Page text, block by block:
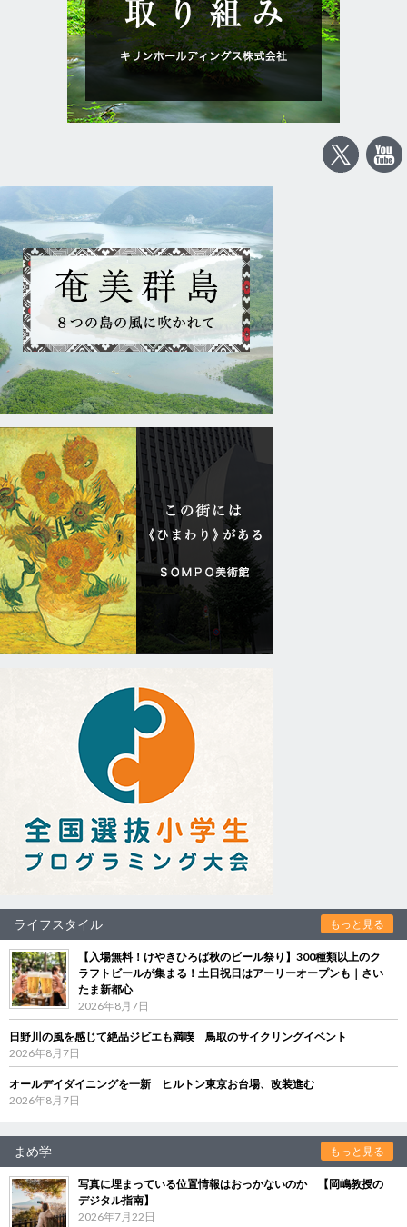
ライフスタイル もっと見る
【入場無料！けやきひろば秋のビール祭り】300種類以上のク
ラフトビールが集まる！土日祝日はアーリーオープンも｜さい
たま新都心
2026年8月7日
日野川の風を感じて絶品ジビエも満喫 鳥取のサイクリングイベント
2026年8月7日
オールデイダイニングを一新 ヒルトン東京お台場、改装進む
2026年8月7日
まめ学 もっと見る
写真に埋まっている位置情報はおっかないのか 【岡嶋教授の
デジタル指南】
2026年7月22日